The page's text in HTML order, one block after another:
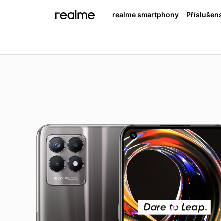
realme smartphony
NEW